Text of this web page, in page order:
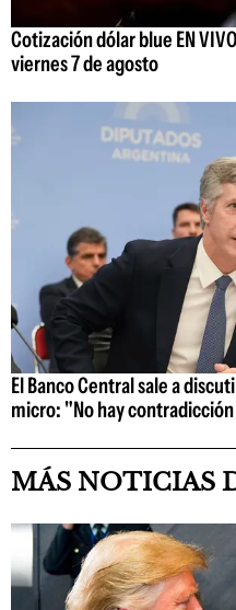
Cotización dólar blue EN
viernes 7 de agosto
El Banco Central sale a
micro: "No hay
MÁS NOTICIAS